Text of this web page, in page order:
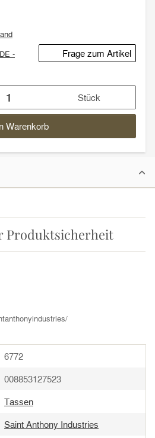
-
Frage zum Artikel
Stück
Warenkorb
Produktsicherheit
6772
008853127523
Tassen
Saint Anthony Industries